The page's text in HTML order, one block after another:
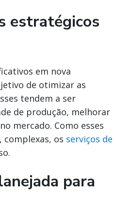
estratégicos
em nova
de otimizar as
tendem a ser
de produção, melhorar
mercado. Como esses
complexas, os serviços de
para